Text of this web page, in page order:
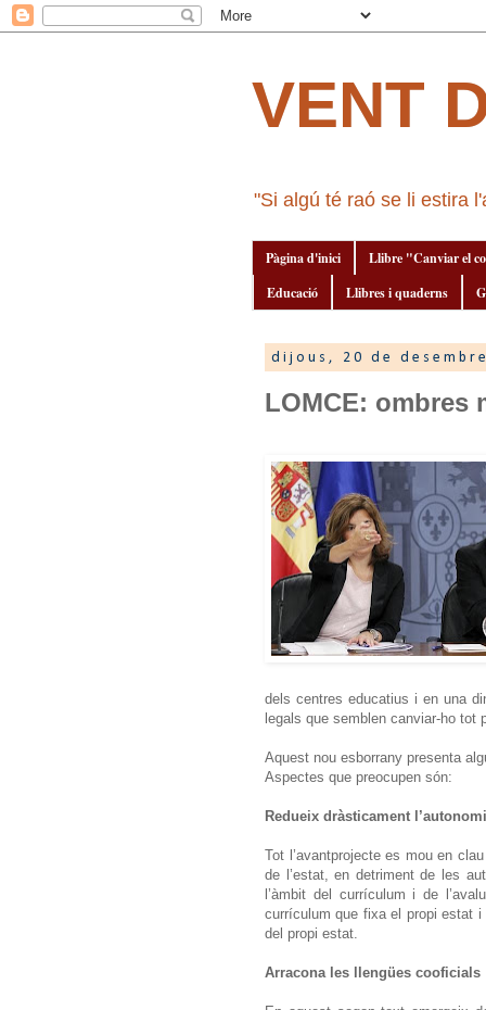
VENT
"Si algú té raó se li estira
Pàgina d'inici Llibre "Canviar el
Educació
Llibres i quaderns
dijous, 20 de
LOMCE: ombres
dels centres educatius i en una
legals que semblen canviar-ho tot
Aquest nou esborrany presenta
Aspectes que preocupen són:
Redueix dràsticament
Tot l’avantprojecte es mou en
de l’estat, en detriment de les
l’àmbit del currículum i de
currículum que fixa el propi estat
del propi estat.
Arracona les llengües cooficials